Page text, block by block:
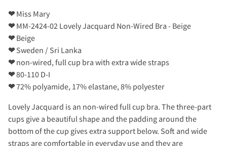
❤Miss Mary
❤MM-2424-02 Lovely Jacquard Non-Wired Bra - Beige
❤Beige
❤Sweden / Sri Lanka
❤non-wired, full cup bra with extra wide straps
❤80-110 D-I
❤72% polyamide, 17% elastane, 8% polyester
Lovely Jacquard is an non-wired full cup bra. The three-part
cups give a beautiful shape and the padding around the
bottom of the cup gives extra support below. Soft and wide
straps are comfortable in everyday use and they are